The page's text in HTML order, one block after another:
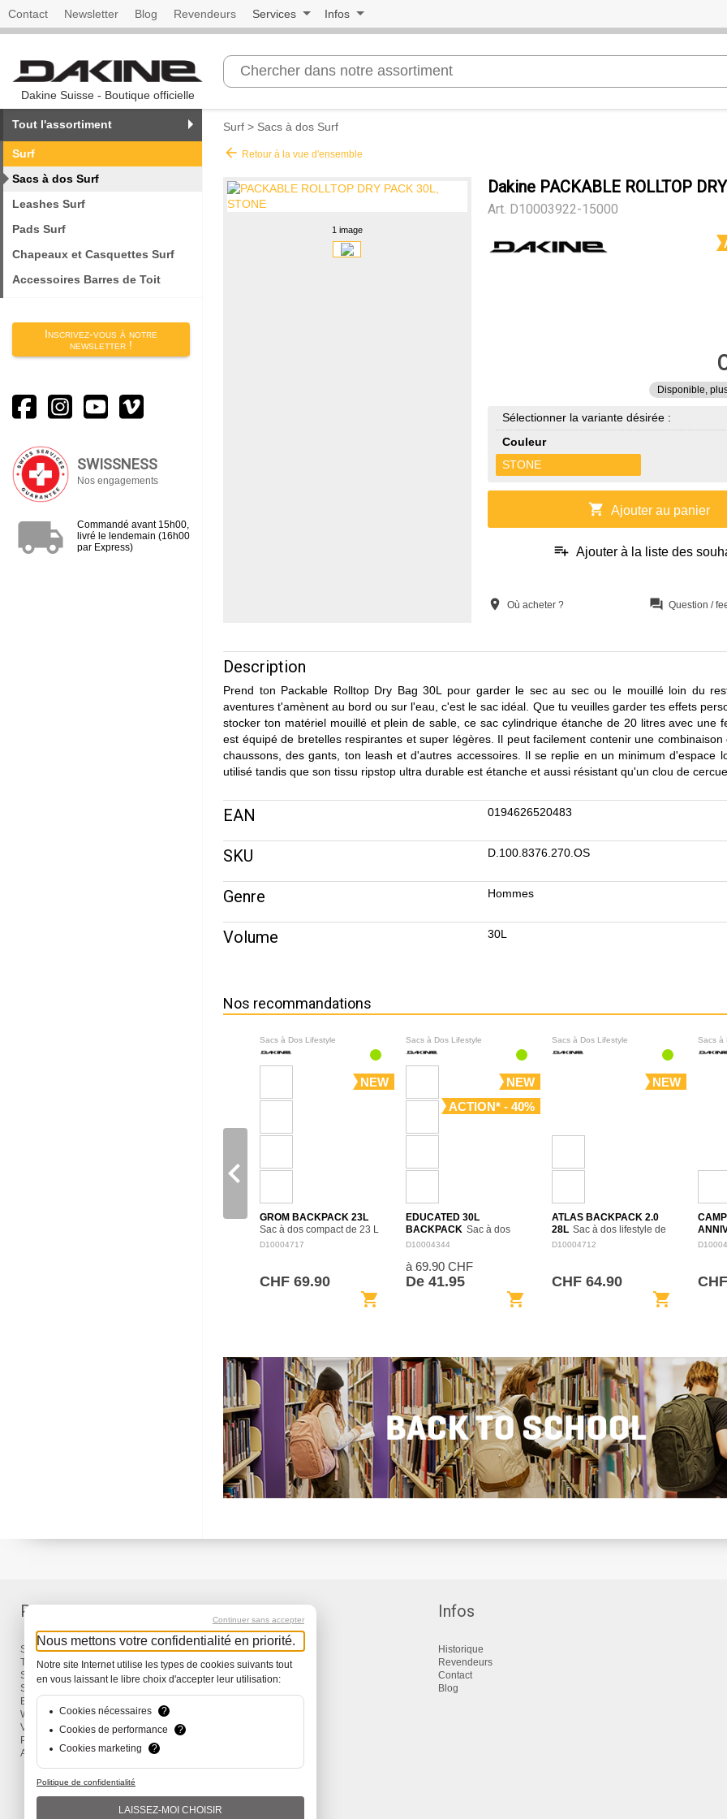
Contact Newsletter Blog Revendeurs Services Infos
Dakine Suisse - Boutique officielle
Tout l'assortiment
Surf
Sacs à dos Surf
Leashes Surf
Pads Surf
Chapeaux et Casquettes Surf
Accessoires Barres de Toit
Inscrivez-vous à notre
newsletter !
SWISSNESS
Nos engagements
local_shipping
Commandé avant 15h00,
livré le lendemain (16h00
par Express)
Surf > Sacs à dos Surf
arrow_back Retour à la vue d'ensemble
1 image
Dakine PACKABLE ROLLTOP
Art. D10003922-15000
Disponible,
Sélectionner la variante désirée :
Couleur
STONE
shopping_cart Ajouter au panier
playlist_add Ajouter à la liste des
location_on Où acheter ? question_answer Question /
Description
Prend ton Packable Rolltop Dry Bag 30L pour garder le sec au sec ou le mouillé loin du
aventures t'amènent au bord ou sur l'eau, c'est le sac idéal. Que tu veuilles garder tes effets
stocker ton matériel mouillé et plein de sable, ce sac cylindrique étanche de 20 litres avec une
est équipé de bretelles respirantes et super légères. Il peut facilement contenir une combinaison
chaussons, des gants, ton leash et d'autres accessoires. Il se replie en un minimum d'espace
utilisé tandis que son tissu ripstop ultra durable est étanche et aussi résistant qu'un clou de
EAN 0194626520483
SKU D.100.8376.270.OS
Genre Hommes
Volume 30L
Nos recommandations
Sacs à Dos Lifestyle
NEW
GROM BACKPACK 23L
Sac à dos compact de 23 L
adapté aux jeunes
l’école, les sorties et les
activités…
D10004717
CHF 69.90
shopping_cart
Sacs à Dos Lifestyle
NEW
ACTION* - 40%
EDUCATED 30L
BACKPACK Sac à dos
spacieux de 30 L pensé
déplacements quotidiens.
Son organisation intérieure
permet de séparer…
D10004344
à 69.90 CHF
De 41.95
shopping_cart
Sacs à Dos Lifestyle
NEW
ATLAS BACKPACK 2.0
28L Sac à dos lifestyle de
28 L, conçu pour les trajets
facilite le rangement des
affaires…
D10004712
CHF 64.90
shopping_cart
Sacs à
fête
dans
navigate_before
Produits
Sacs à dos et Sacs
Travel
Snow
Surf
Bike
Wind
Vêtements et Accessoires
Promotions
Actions
Services
Livraison
Garantie
Infos
Historique
Revendeurs
Contact
Blog
Continuer sans accepter
Nous mettons votre confidentialité en priorité.
Notre site Internet utilise les types de cookies suivants tout
en vous laissant le libre choix d'accepter leur utilisation:
Cookies nécessaires
?
Cookies de performance
?
Cookies marketing
?
Politique de confidentialité
LAISSEZ-MOI CHOISIR